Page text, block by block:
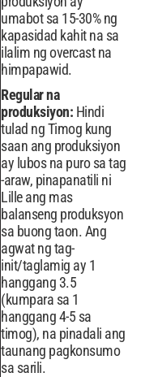
umabot sa 15-30% ng
kapasidad kahit na sa
ilalim ng overcast na
himpapawid.
Regular na
produksiyon: Hindi
tulad ng Timog kung
saan ang produksiyon
ay lubos na puro sa tag
-araw, pinapanatili ni
Lille ang mas
balanseng produksyon
sa buong taon. Ang
agwat ng tag-
init/taglamig ay 1
hanggang 3.5
(kumpara sa 1
hanggang 4-5 sa
timog), na pinadali ang
taunang pagkonsumo
sa sarili.